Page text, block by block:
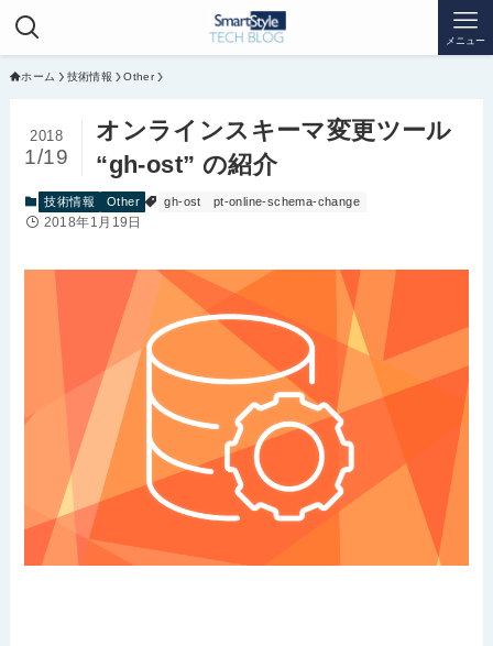
メニュー
ホーム 技術情報 Other
オンラインスキーマ変更ツール
“gh-ost” の紹介
2018
1/19
技術情報 Other gh-ost pt-online-schema-change
2018年1月19日